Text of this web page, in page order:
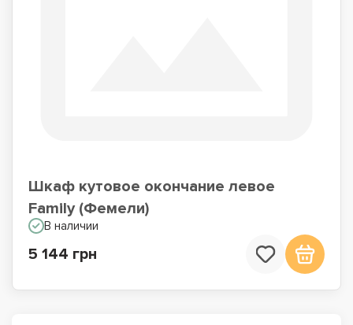
Шкаф кутовое окончание левое
Family (Фемели)
В наличии
5 144 грн